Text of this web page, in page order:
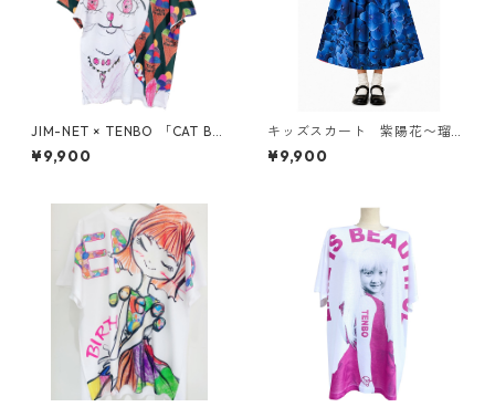
JIM-NET × TENBO 「CAT BL
ESS YOU」ドライTシャツ
（キッズ〜大人XL）
¥9,900
キッズスカート 紫陽花〜瑠
璃色〜
¥9,900